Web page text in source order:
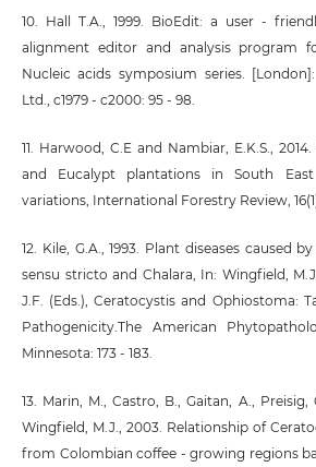
10. Hall T.A., 1999. BioEdit: a user -
alignment editor and analysis program
Nucleic acids symposium series.
Ltd., c1979 - c2000: 95 - 98.
11. Harwood, C.E and Nambiar, E.K.S.,
and Eucalypt plantations in South
variations, International Forestry Review,
12. Kile, G.A., 1993. Plant diseases caused
sensu stricto and Chalara, In: Wingfield,
J.F. (Eds.), Ceratocystis and Ophiostoma:
Pathogenicity.The American
Minnesota: 173 - 183.
13. Marin, M., Castro, B., Gaitan, A.,
Wingfield, M.J., 2003. Relationship of
from Colombian coffee - growing regions